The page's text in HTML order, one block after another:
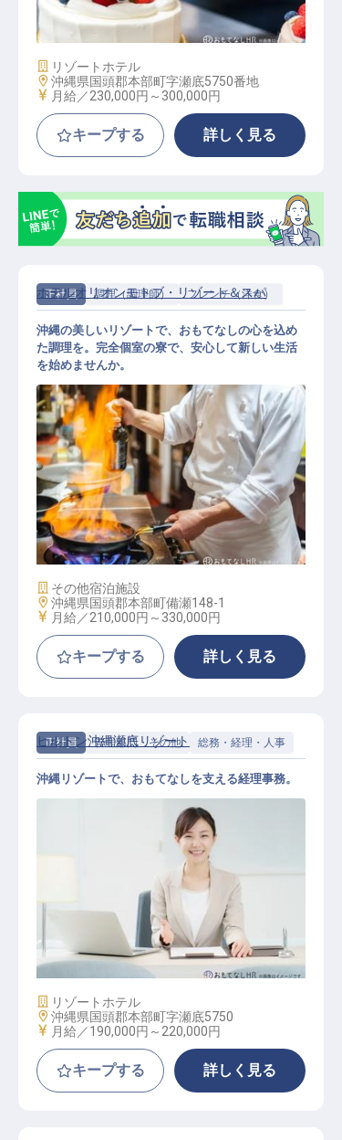
施設業態
リゾートホテル
勤務地
沖縄県国頭郡本部町字瀬底5750番地
給与
月給／230,000円～ 300,000円
キープする 詳しく見る
正社員 調理（調理師） フレンチ（洋食）
洋食調理／正社員
ホテルオリオンモトブ・リゾート＆スパ
沖縄の美しいリゾートで、おもてなしの心を込め
た調理を。完全個室の寮で、安心して新しい生活
を始めませんか。
施設業態
その他宿泊施設
勤務地
沖縄県国頭郡本部町備瀬148-1
給与
月給／210,000円～ 330,000円
キープする 詳しく見る
正社員 管理部門・その他 総務・経理・人事
経理事務（ファイナンスクラーク）
ヒルトン沖縄瀬底リゾート
沖縄リゾートで、おもてなしを支える経理事務。
施設業態
リゾートホテル
勤務地
沖縄県国頭郡本部町字瀬底5750
給与
月給／190,000円～ 220,000円
キープする 詳しく見る